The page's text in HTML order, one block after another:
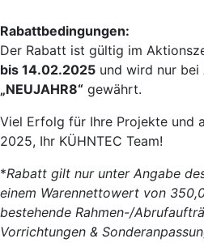
Rabattbedingungen:
Der Rabatt ist gültig im
bis 14.02.2025 und wird nur bei
„NEUJAHR8“ gewährt.
Viel Erfolg für Ihre Projekte und
2025, Ihr KÜHNTEC Team!
*Rabatt gilt nur unter Angabe
einem Warennettowert von
bestehende Rahmen-/
Vorrichtungen &